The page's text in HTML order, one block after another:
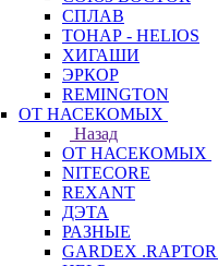
СПЛАВ
ТОНАР - HELIOS
ХИГАШИ
ЭРКОР
REMINGTON
ОТ НАСЕКОМЫХ
Назад
ОТ НАСЕКОМЫХ
NITECORE
REXANT
ДЭТА
РАЗНЫЕ
GARDEX